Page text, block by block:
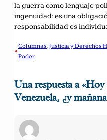
la guerra como lenguaje
ingenuidad: es una
responsabilidad es
•
Columnas, Justicia y Derechos
Poder
Una respuesta a
Venezuela, ¿y